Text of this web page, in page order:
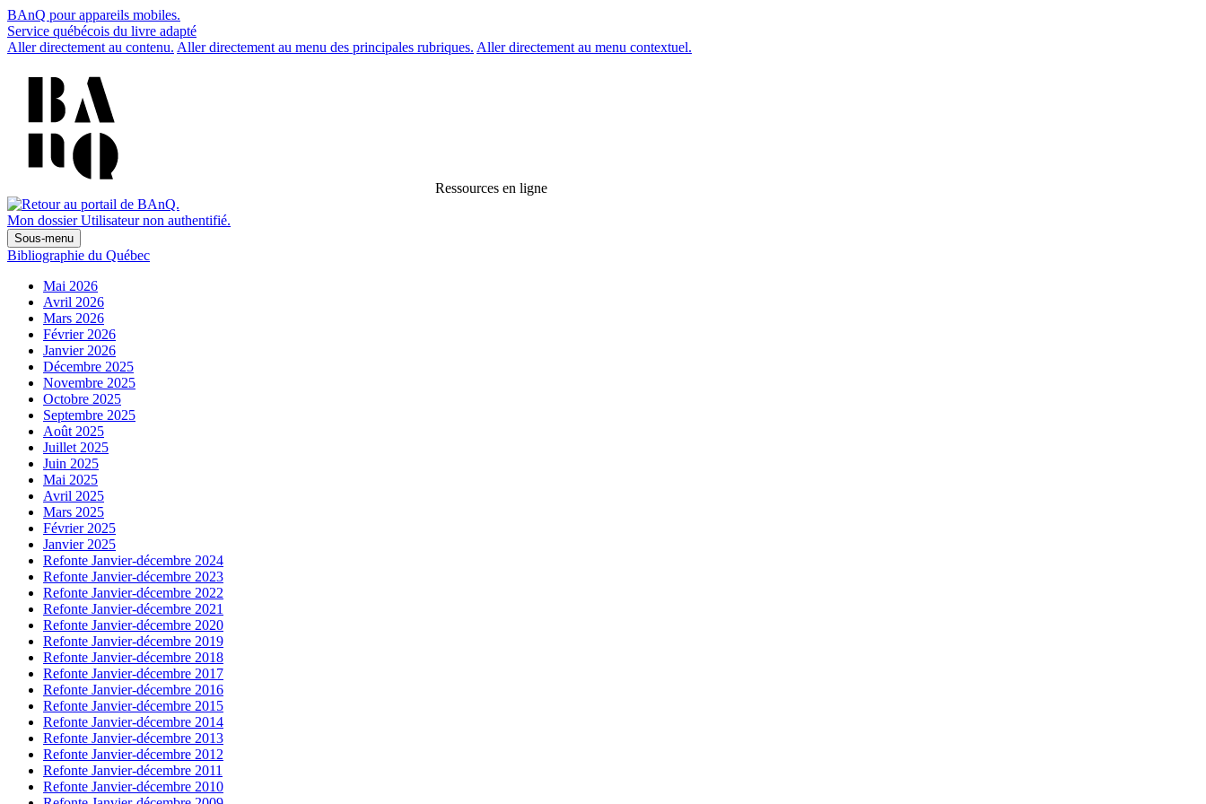
BAnQ pour appareils mobiles.
Service québécois du livre adapté
Aller directement au contenu. Aller directement au menu des principales rubriques. Aller directement au menu contextuel.
Ressources en ligne
Mon dossier Utilisateur non authentifié.
Sous-menu
Bibliographie du Québec
Mai 2026
Avril 2026
Mars 2026
Février 2026
Janvier 2026
Décembre 2025
Novembre 2025
Octobre 2025
Septembre 2025
Août 2025
Juillet 2025
Juin 2025
Mai 2025
Avril 2025
Mars 2025
Février 2025
Janvier 2025
Refonte Janvier-décembre 2024
Refonte Janvier-décembre 2023
Refonte Janvier-décembre 2022
Refonte Janvier-décembre 2021
Refonte Janvier-décembre 2020
Refonte Janvier-décembre 2019
Refonte Janvier-décembre 2018
Refonte Janvier-décembre 2017
Refonte Janvier-décembre 2016
Refonte Janvier-décembre 2015
Refonte Janvier-décembre 2014
Refonte Janvier-décembre 2013
Refonte Janvier-décembre 2012
Refonte Janvier-décembre 2011
Refonte Janvier-décembre 2010